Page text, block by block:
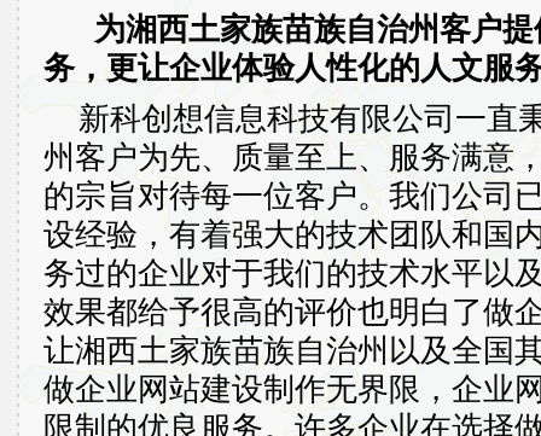
为湘西土家族苗族自治州客户
务，更让企业体验人性化的人文服
新科创想信息科技有限公司一直
州客户为先、质量至上、服务满意
的宗旨对待每一位客户。我们公司
设经验，有着强大的技术团队和国
务过的企业对于我们的技术水平以
效果都给予很高的评价也明白了做
让湘西土家族苗族自治州以及全国
做企业网站建设制作无界限，企业
限制的优良服务。许多企业在选择